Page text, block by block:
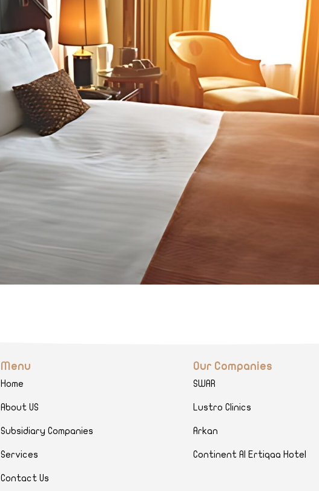
Menu
Home
About US
Subsidiary Companies
Services
Contact Us
Our Companies
SWAR
Lustro Clinics
Arkan
Continent Al Ertiqaa Hotel